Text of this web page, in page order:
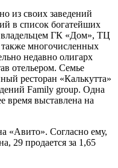
из своих заведений
в список богатейших
ГК «Дом», ТЦ
также многочисленных
недавно олигарх
отельером. Семье
ресторан «Калькутта»
Family group. Одна
время выставлена на
«Авито». Согласно ему,
29 продается за 1,65